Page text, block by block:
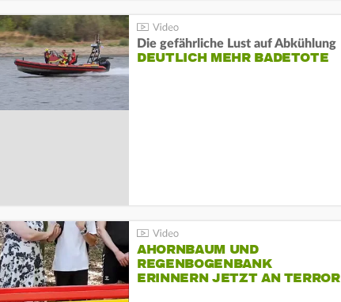
Die gefährliche Lust auf Abkühlung
DEUTLICH MEHR BADETOTE
AHORNBAUM UND
REGENBOGENBANK
ERINNERN JETZT AN TERROR